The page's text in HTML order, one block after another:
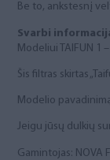
Be to, ankstesnį
Svarbi
Modeliui TAIFUN 1
Šis filtras skirtas
Modelio
Jeigu jūsų dulkių
Gamintojas: NOVA